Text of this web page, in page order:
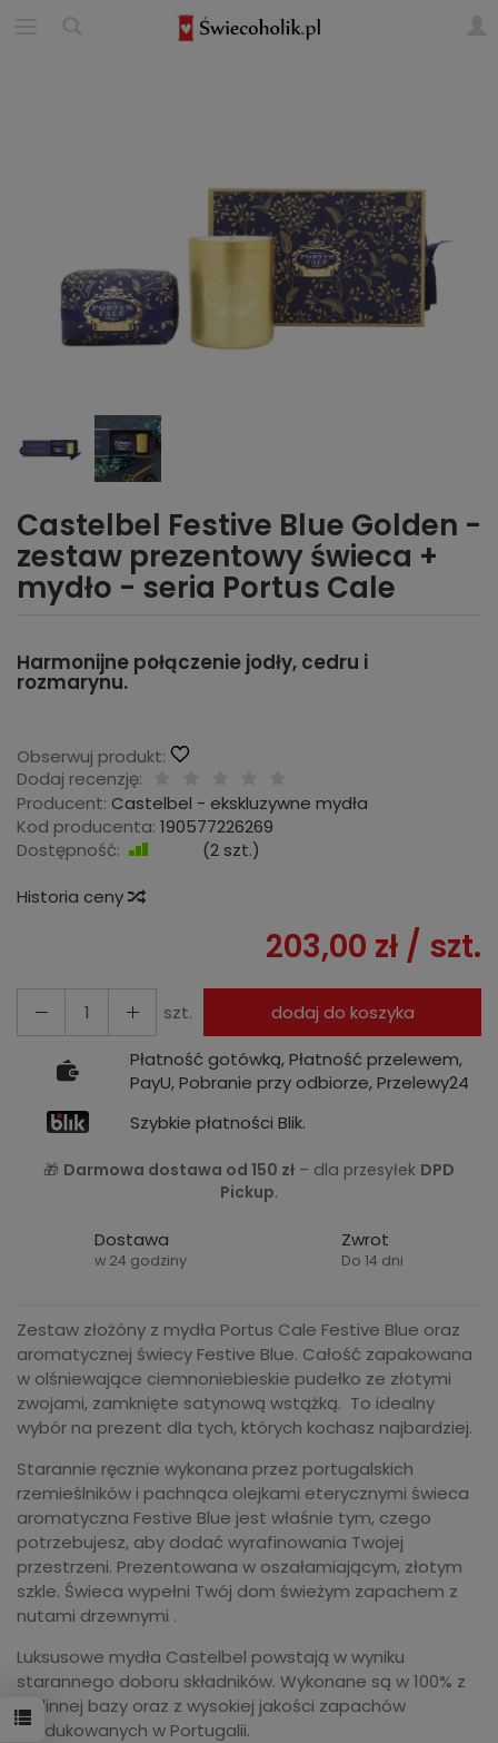
Castelbel Festive Blue Golden -
zestaw prezentowy świeca +
mydło - seria Portus Cale
Harmonijne połączenie jodły, cedru i
rozmarynu.
Obserwuj produkt:
Dodaj recenzję:
Producent: Castelbel - ekskluzywne mydła
Kod producenta: 190577226269
Dostępność:
(2 szt.)
Historia ceny
203,00 zł / szt.
szt.
dodaj do koszyka
Płatność gotówką, Płatność przelewem,
PayU, Pobranie przy odbiorze, Przelewy24
Szybkie płatności Blik.
🎁 Darmowa dostawa od 150 zł – dla przesyłek DPD
Pickup.
Dostawa
w 24 godziny
Zwrot
Do 14 dni
Zestaw złożóny z mydła Portus Cale Festive Blue oraz
aromatycznej świecy Festive Blue. Całość zapakowana
w olśniewające ciemnoniebieskie pudełko ze złotymi
zwojami, zamknięte satynową wstążką. To idealny
wybór na prezent dla tych, których kochasz najbardziej.
Starannie ręcznie wykonana przez portugalskich
rzemieślników i pachnąca olejkami eterycznymi świeca
aromatyczna Festive Blue jest właśnie tym, czego
potrzebujesz, aby dodać wyrafinowania Twojej
przestrzeni. Prezentowana w oszałamiającym, złotym
szkle. Świeca wypełni Twój dom świeżym zapachem z
nutami drzewnymi .
Luksusowe mydła Castelbel powstają w wyniku
starannego doboru składników. Wykonane są w 100% z
roślinnej bazy oraz z wysokiej jakości zapachów
produkowanych w Portugalii.